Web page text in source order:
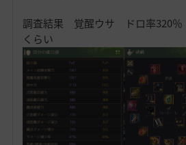
調査結果 覚醒ウサ ドロ率320％
くらい